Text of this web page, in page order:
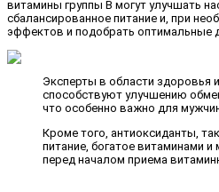
витамины группы B могут улучшать
сбалансированное питание и, при
эффектов и подобрать оптимальные
Эксперты в области здоровья
способствуют улучшению
что особенно важно для
Кроме того, антиоксиданты,
питание, богатое витаминами
перед началом приема